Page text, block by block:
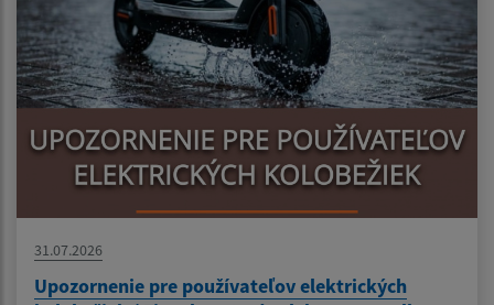
31.07.2026
Upozornenie pre používateľov elektrických